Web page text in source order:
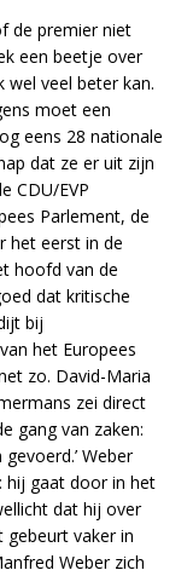
de premier niet
een beetje over
veel beter kan.
moet een
eens 28 nationale
dat ze er uit zijn
CDU/EVP
Parlement, de
het eerst in de
hoofd van de
dat kritische
bij
het Europees
zo. David-Maria
zei direct
gang van zaken:
Weber
hij gaat door in het
dat hij over
gebeurt vaker in
Weber zich